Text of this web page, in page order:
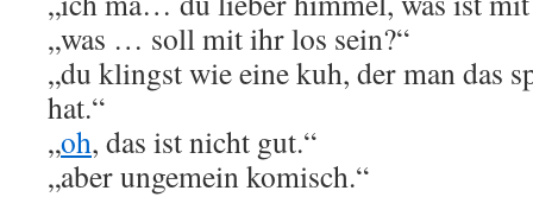
„was … soll mit ihr los sein?“
„du klingst wie eine kuh, der man das
hat.“
„oh, das ist nicht gut.“
„aber ungemein komisch.“